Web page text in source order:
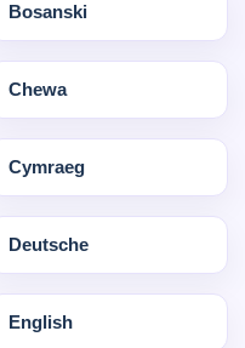
Bosanski
Chewa
Cymraeg
Deutsche
English